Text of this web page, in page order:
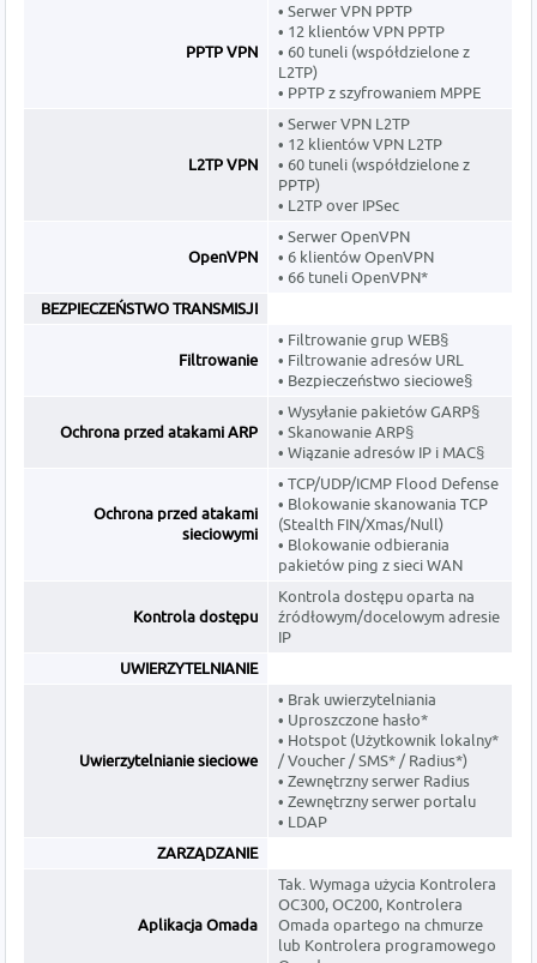
PPTP VPN
• Serwer VPN PPTP
• 12 klientów VPN PPTP
• 60 tuneli (współdzielone z
L2TP)
• PPTP z szyfrowaniem MPPE
L2TP VPN
• Serwer VPN L2TP
• 12 klientów VPN L2TP
• 60 tuneli (współdzielone z
PPTP)
• L2TP over IPSec
OpenVPN
• Serwer OpenVPN
• 6 klientów OpenVPN
• 66 tuneli OpenVPN*
BEZPIECZEŃSTWO TRANSMISJI
Filtrowanie
• Filtrowanie grup WEB§
• Filtrowanie adresów URL
• Bezpieczeństwo sieciowe§
Ochrona przed atakami ARP
• Wysyłanie pakietów GARP§
• Skanowanie ARP§
• Wiązanie adresów IP i MAC§
Ochrona przed atakami
sieciowymi
• TCP/UDP/ICMP Flood Defense
• Blokowanie skanowania TCP
(Stealth FIN/Xmas/Null)
• Blokowanie odbierania
pakietów ping z sieci WAN
Kontrola dostępu
Kontrola dostępu oparta na
źródłowym/docelowym adresie
IP
UWIERZYTELNIANIE
Uwierzytelnianie sieciowe
• Brak uwierzytelniania
• Uproszczone hasło*
• Hotspot (Użytkownik lokalny*
/ Voucher / SMS* / Radius*)
• Zewnętrzny serwer Radius
• Zewnętrzny serwer portalu
• LDAP
ZARZĄDZANIE
Aplikacja Omada
Tak. Wymaga użycia Kontrolera
OC300, OC200, Kontrolera
Omada opartego na chmurze
lub Kontrolera programowego